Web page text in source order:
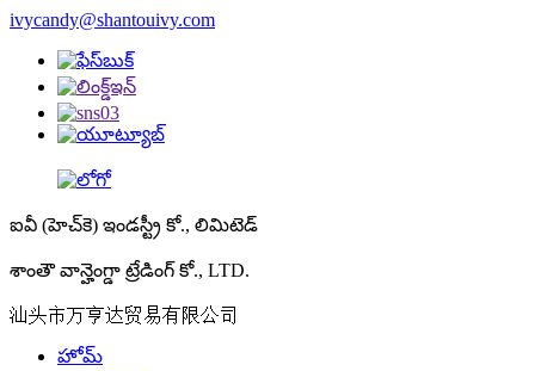
ivycandy@shantouivy.com
ఐవీ (హెచ్‌కె) ఇండస్ట్రీ కో., లిమిటెడ్
శాంతౌ వాన్హెంగ్డా ట్రేడింగ్ కో., LTD.
汕头市万亨达贸易有限公司
హోమ్